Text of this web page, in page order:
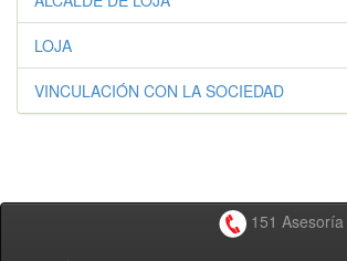
LOJA
VINCULACIÓN CON LA SOCIEDAD
151